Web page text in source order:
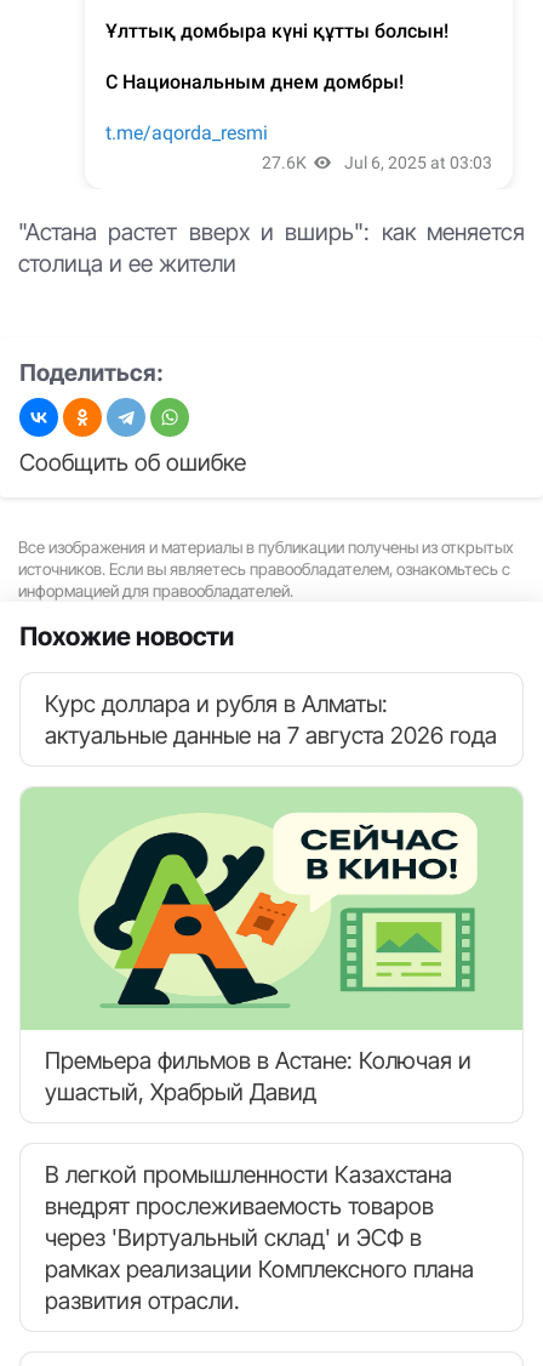
"Астана растет вверх и вширь": как меняется
столица и ее жители
Поделиться:
Сообщить об ошибке
Все изображения и материалы в публикации получены из открытых
источников. Если вы являетесь правообладателем, ознакомьтесь с
информацией для правообладателей.
Похожие новости
Курс доллара и рубля в Алматы:
актуальные данные на 7 августа 2026 года
Премьера фильмов в Астане: Колючая и
ушастый, Храбрый Давид
В легкой промышленности Казахстана
внедрят прослеживаемость товаров
через 'Виртуальный склад' и ЭСФ в
рамках реализации Комплексного плана
развития отрасли.